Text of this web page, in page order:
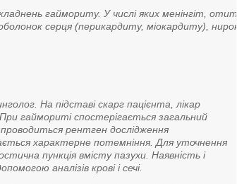
гаймориту. У числі яких менінгіт, отит,
серця (перикардиту, міокардиту), нирок
На підставі скарг пацієнта, лікар
гаймориті спостерігається загальний
рентген дослідження
характерне потемніння. Для уточнення
пункція вмісту пазухи. Наявність і
аналізів крові і сечі.